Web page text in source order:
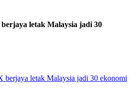
letak Malaysia jadi 30